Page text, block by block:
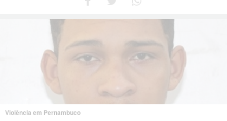
Violência em Pernambuco